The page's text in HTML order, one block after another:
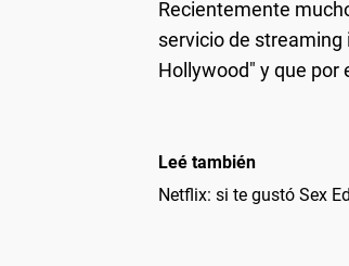
Recientemente
servicio de
Hollywood" y que por
Leé también
Netflix: si te gustó Sex